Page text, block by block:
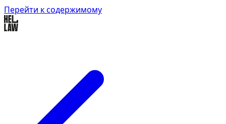
Перейти к содержимому